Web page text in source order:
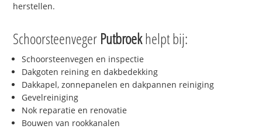
herstellen.
Schoorsteenveger Putbroekhelpt bij:
Schoorsteenvegen en inspectie
Dakgoten reining en dakbedekking
Dakkapel, zonnepanelen en dakpannen reiniging
Gevelreiniging
Nok reparatie en renovatie
Bouwen van rookkanalen